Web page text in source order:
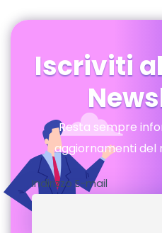
Iscriviti
Resta sempre
aggiornamenti del
Indirizzo E-mail